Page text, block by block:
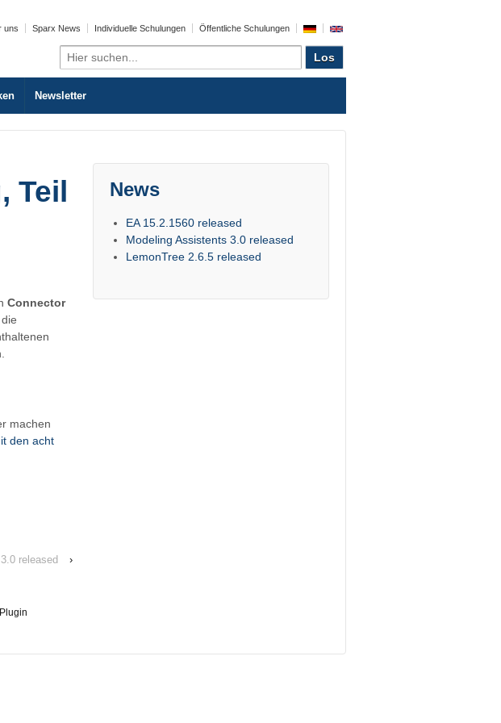
uns Sparx News Individuelle Schulungen Öffentliche Schulungen
Search
for:
Newsletter
Connector
machen
den acht
released ›
Plugin
News
EA 15.2.1560 released
Modeling Assistents 3.0 released
LemonTree 2.6.5 released